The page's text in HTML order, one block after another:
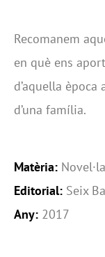
Recomanem
en què ens
d’aquella
d’una família.
Matèria: Novel·la
Editorial: Seix
Any: 2017